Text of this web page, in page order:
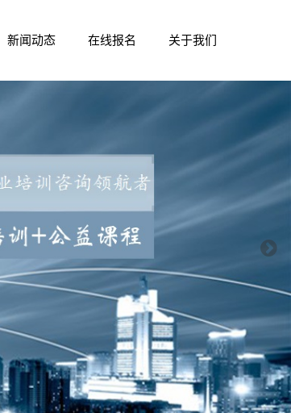
新闻动态 在线报名 关于我们